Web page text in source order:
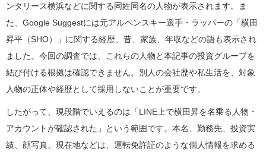
ンタリース横浜などに関する同姓同名の人物が表示されます。ま
た、Google Suggestには元アルペンスキー選手・ラッパーの「横田
昇平（SHO）」に関する経歴、昔、家族、年収などの語も表示され
ました。今回の調査では、これらの人物と本記事の投資グループを
結び付ける根拠は確認できません。別人の会社歴や私生活を、対象
人物の正体や経歴として採用しないことが重要です。
したがって、現段階でいえるのは「LINE上で横田昇を名乗る人物・
アカウントが確認された」という範囲です。本名、勤務先、投資実
績、顔写真、現在地などは、運転免許証のような個人情報を求める